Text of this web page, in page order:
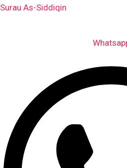
Surau As-Siddiqin